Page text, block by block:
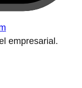
empresarial.